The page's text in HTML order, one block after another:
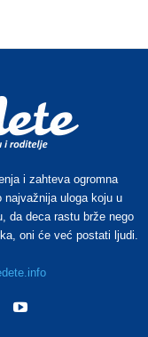
i zahteva ogromna
najvažnija uloga koju u
da deca rastu brže nego
oni će već postati ljudi.